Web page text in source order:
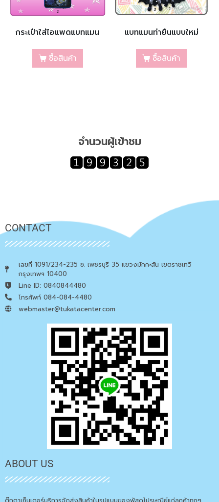
กระเป๋าใส่ไอแพดแบทแมน
ซื้อสินค้า
แบทแมนท่ายืนแบบใหม่
ซื้อสินค้า
จำนวนผู้เข้าชม
CONTACT
เลขที่ 1091/234-235 ซ. เพชรบุรี 35 แขวงมักกะสัน เขตราชเทวี
กรุงเทพฯ 10400
Line ID: 0840844480
โทรศัพท์ 084-084-4480
webmaster@tukatacenter.com
ABOUT US